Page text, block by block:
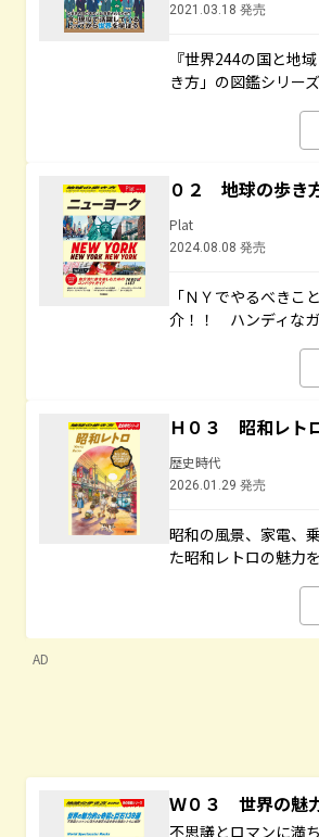
2021.03.18 発売
『世界244の国と地
き方」の図鑑シリー
０２ 地球の歩
Plat
2024.08.08 発売
「ＮＹでやるべき
介！！ ハンディなガ
Ｈ０３ 昭和レト
歴史時代
2026.01.29 発売
昭和の風景、家電、
た昭和レトロの魅力
AD
Ｗ０３ 世界の魅
不思議とロマンに満